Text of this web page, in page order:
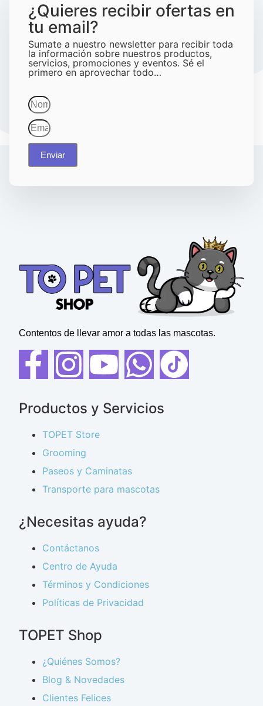
¿Quieres recibir ofertas en
tu email?
Sumate a nuestro newsletter para recibir toda
la información sobre nuestros productos,
servicios, promociones y eventos. Sé el
primero en aprovechar todo…
Enviar
Contentos de llevar amor a todas las mascotas.
Productos y Servicios
TOPET Store
Grooming
Paseos y Caminatas
Transporte para mascotas
¿Necesitas ayuda?
Contáctanos
Centro de Ayuda
Términos y Condiciones
Políticas de Privacidad
TOPET Shop
¿Quiénes Somos?
Blog & Novedades
Clientes Felices